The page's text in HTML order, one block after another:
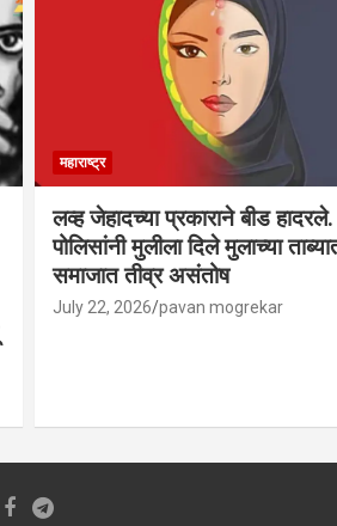
महाराष्ट्र
लव्ह जेहादच्या प्रकाराने बीड
पोलिसांनी मुलीला दिले मुलाच्या
समाजात तीव्र असंतोष
July 22, 2026 pavan mogrekar